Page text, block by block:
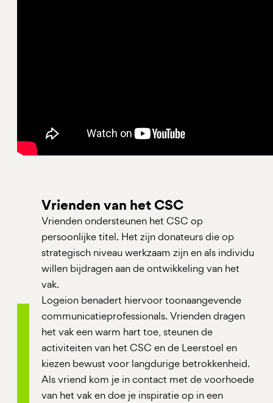
Vrienden van het CSC
Vrienden ondersteunen het CSC op
persoonlijke titel. Het zijn donateurs die op
strategisch niveau werkzaam zijn en als individu
willen bijdragen aan de ontwikkeling van het
vak.
Logeion benadert hiervoor toonaangevende
communicatieprofessionals. Vrienden dragen
het vak een warm hart toe, steunen de
activiteiten van het CSC en de Leerstoel en
kiezen bewust voor langdurige betrokkenheid.
Als vriend kom je in contact met de voorhoede
van het vak en doe je inspiratie op in een